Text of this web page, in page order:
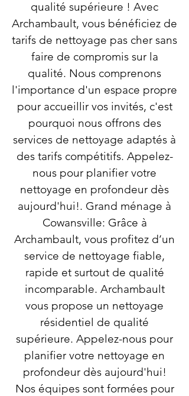
qualité supérieure ! Avec
Archambault, vous bénéficiez de
tarifs de nettoyage pas cher sans
faire de compromis sur la
qualité. Nous comprenons
l'importance d'un espace propre
pour accueillir vos invités, c'est
pourquoi nous offrons des
services de nettoyage adaptés à
des tarifs compétitifs. Appelez-
nous pour planifier votre
nettoyage en profondeur dès
aujourd'hui!. Grand ménage à
Cowansville: Grâce à
Archambault, vous profitez d’un
service de nettoyage fiable,
rapide et surtout de qualité
incomparable. Archambault
vous propose un nettoyage
résidentiel de qualité
supérieure. Appelez-nous pour
planifier votre nettoyage en
profondeur dès aujourd'hui!
Nos équipes sont formées pour